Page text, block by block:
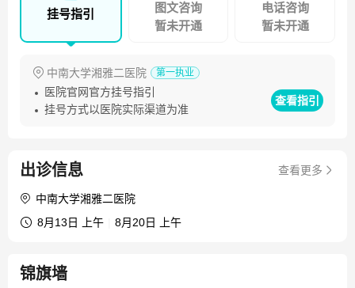
挂号指引
图文咨询
暂未开通
电话咨询
暂未开通
中南大学湘雅二医院 第一执业
医院官网官方挂号指引
挂号方式以医院实际渠道为准
查看指引
出诊信息 查看更多
中南大学湘雅二医院
8月13日 上午
8月20日 上午
锦旗墙